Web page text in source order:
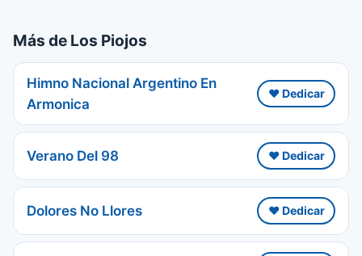
Más de Los Piojos
Himno Nacional Argentino En
Armonica
❤️ Dedicar
Verano Del 98 ❤️ Dedicar
Dolores No Llores ❤️ Dedicar